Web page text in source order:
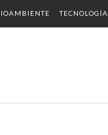
TECNOLOGÍA